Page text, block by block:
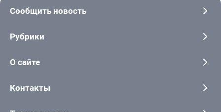
Сообщить новость
Рубрики
О сайте
Контакты